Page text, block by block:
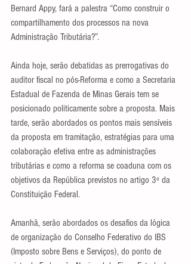
Bernard Appy, fará a palestra “Como construir o
compartilhamento dos processos na nova
Administração Tributária?”.
Ainda hoje, serão debatidas as prerrogativas do
auditor fiscal no pós-Reforma e como a Secretaria
Estadual de Fazenda de Minas Gerais tem se
posicionado politicamente sobre a proposta. Mais
tarde, serão abordados os pontos mais sensíveis
da proposta em tramitação, estratégias para uma
colaboração efetiva entre as administrações
tributárias e como a reforma se coaduna com os
objetivos da República previstos no artigo 3º da
Constituição Federal.
Amanhã, serão abordados os desafios da lógica
de organização do Conselho Federativo do IBS
(Imposto sobre Bens e Serviços), do ponto de